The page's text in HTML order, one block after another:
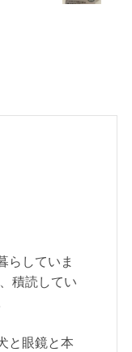
らしていま
積読してい
と眼鏡と本